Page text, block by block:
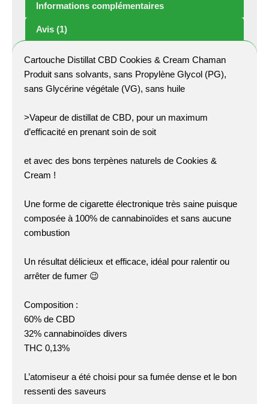
Informations complémentaires
Avis (1)
Cartouche Distillat CBD Cookies & Cream Chaman
Produit sans solvants, sans Propylène Glycol (PG),
sans Glycérine végétale (VG), sans huile
>Vapeur de distillat de CBD, pour un maximum
d’efficacité en prenant soin de soit
et avec des bons terpènes naturels de Cookies &
Cream !
Une forme de cigarette électronique très saine puisque
composée à 100% de cannabinoïdes et sans aucune
combustion
Un résultat délicieux et efficace, idéal pour ralentir ou
arrêter de fumer 😉
Composition :
60% de CBD
32% cannabinoïdes divers
THC 0,13%
L’atomiseur a été choisi pour sa fumée dense et le bon
ressenti des saveurs